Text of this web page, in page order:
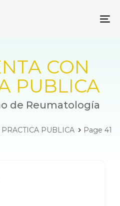
CON
PUBLICA
de Reumatología
PUBLICA Page 41